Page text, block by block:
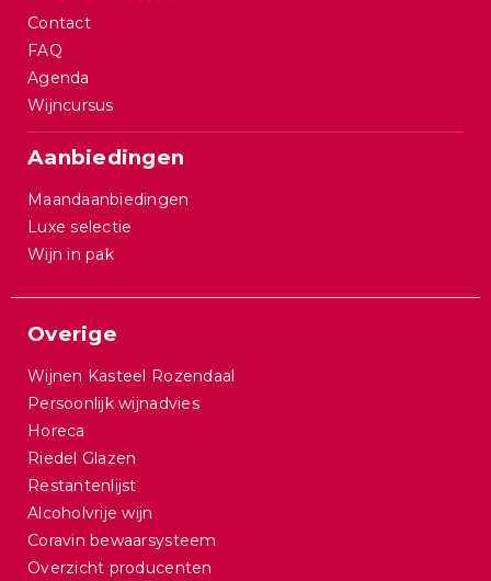
Contact
FAQ
Agenda
Wijncursus
Aanbiedingen
Maandaanbiedingen
Luxe selectie
Wijn in pak
Overige
Wijnen Kasteel Rozendaal
Persoonlijk wijnadvies
Horeca
Riedel Glazen
Restantenlijst
Alcoholvrije wijn
Coravin bewaarsysteem
Overzicht producenten